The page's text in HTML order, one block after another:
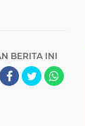
BERITA INI